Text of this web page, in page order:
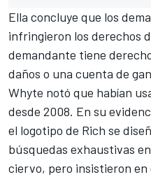
Ella concluye que los
infringieron los derechos
demandante tiene
daños o una cuenta de
Whyte notó que habían
desde 2008. En su
el logotipo de Rich se
búsquedas exhaustivas
ciervo, pero insistieron